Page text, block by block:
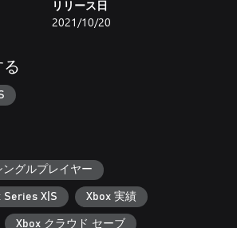
テリーとそこに住んでいた住民の歴史
き、鍵のかかっているエリアへ侵入し
と戦うことはできません。逃げて、隠れ
い。
ートしておりません。
リリース日
2021/10/20
ングルプレイヤー
Series X|S Xbox 実績
Xbox クラウド セーブ